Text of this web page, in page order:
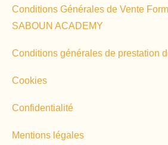
Conditions Générales de Vente
SABOUN ACADEMY
Conditions générales de prestation
Cookies
Confidentialité
Mentions légales